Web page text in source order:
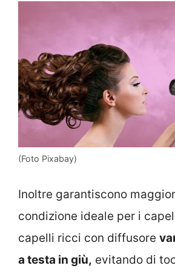
(Foto Pixabay)
Inoltre garantiscono
condizione ideale per i
capelli ricci con diffusore
a testa in giù, evitando di